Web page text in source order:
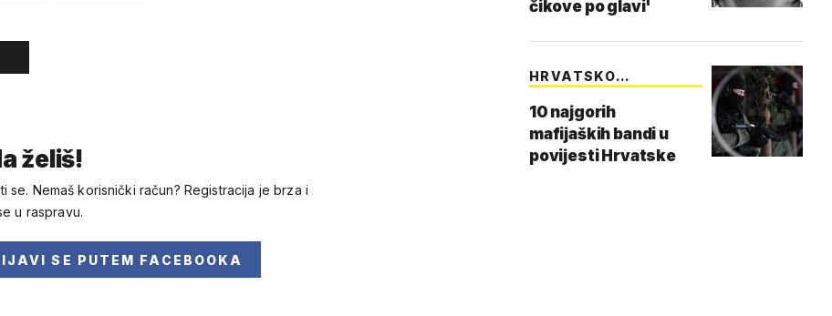
želiš!
se. Nemaš korisnički račun? Registracija je brza i
u raspravu.
SE PUTEM FACEBOOKA
čikove po glavi'
HRVATSKO
10 najgorih
mafijaških bandi u
povijesti Hrvatske